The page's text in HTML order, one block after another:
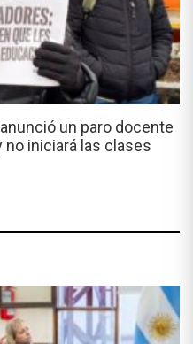
anunció un paro docente
iniciará las clases